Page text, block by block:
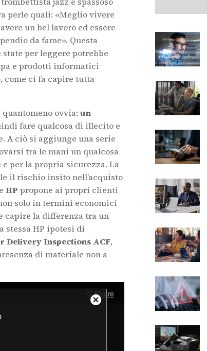
perle quali: «Meglio vivere
un bel lavoro ed essere
da fame». Questa
per leggere potrebbe
e prodotti informatici
come ci fa capire tutta
quantomeno ovvia: un
fare qualcosa di illecito e
A ciò si aggiunge una serie
tra le mani un qualcosa
per la propria sicurezza. La
il rischio insito nell’acquisto
HP propone ai propri clienti
solo in termini economici
capire la differenza tra un
stessa HP ipotesi di
Delivery Inspections ACF,
di materiale non a